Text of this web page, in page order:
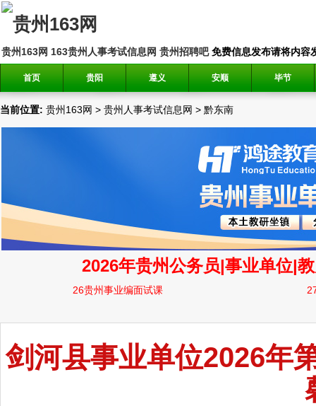
贵州163网 163贵州人事考试信息网 贵州招聘吧免费信息发布请将内容
首页 贵阳 遵义 安顺 毕节
当前位置: 贵州163网 > 贵州人事考试信息网 > 黔东南
剑河县事业单位2026年